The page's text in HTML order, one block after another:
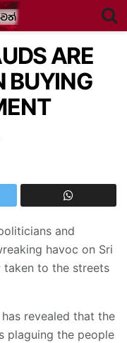
ARE
BUYING
and
havoc on Sri
taken to the streets
revealed that the
plaguing the people